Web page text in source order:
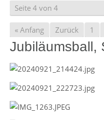
Seite 4 von 4
« Anfang Zurück 1
Jubiläumsball,